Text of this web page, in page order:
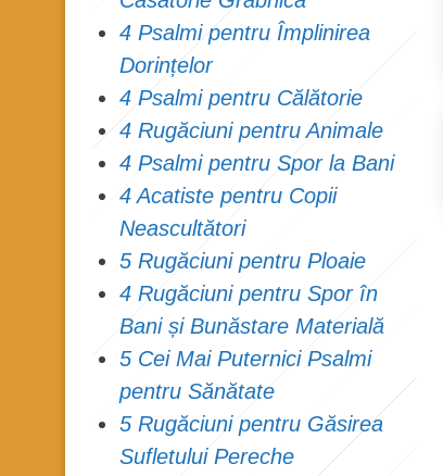
4 Psalmi pentru Împlinirea
Dorințelor
4 Psalmi pentru Călătorie
4 Rugăciuni pentru Animale
4 Psalmi pentru Spor la Bani
4 Acatiste pentru Copii
Neascultători
5 Rugăciuni pentru Ploaie
4 Rugăciuni pentru Spor în
Bani și Bunăstare Materială
5 Cei Mai Puternici Psalmi
pentru Sănătate
5 Rugăciuni pentru Găsirea
Sufletului Pereche